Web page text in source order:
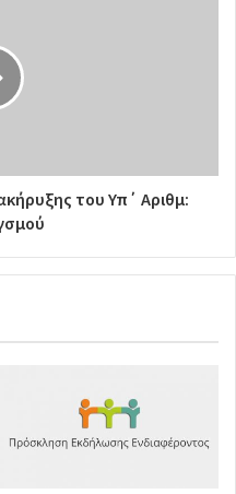
του Υπ΄ Αριθμ: